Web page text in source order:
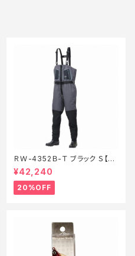
ＲＷ-4352Ｂ-Ｔ ブラック Ｓ【特
価装備】【20】
¥42,240
20%OFF